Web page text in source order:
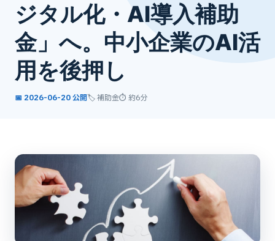
ジタル化・AI導入補助
金」へ。中小企業のAI活
用を後押し
📅 2026-06-20 公開🏷️ 補助金⏱ 約6分